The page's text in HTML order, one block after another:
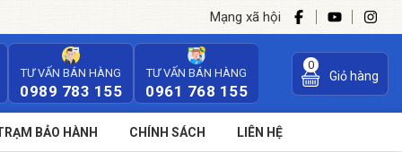
Mạng xã hội
TƯ VẤN BÁN HÀNG
0989 783 155
TƯ VẤN BÁN HÀNG
0961 768 155
0
Giỏ hàng
BẢO HÀNH CHÍNH SÁCH LIÊN HỆ